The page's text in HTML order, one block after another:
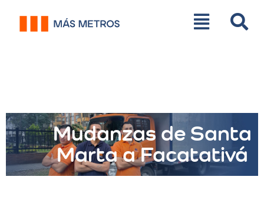
Mudanzas de Santa
Marta a Facatativá